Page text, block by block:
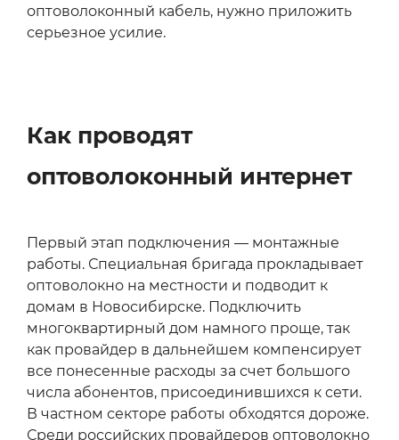
оптоволоконный кабель, нужно приложить
серьезное усилие.
Как проводят
оптоволоконный интернет
Первый этап подключения — монтажные
работы. Специальная бригада прокладывает
оптоволокно на местности и подводит к
домам в Новосибирске. Подключить
многоквартирный дом намного проще, так
как провайдер в дальнейшем компенсирует
все понесенные расходы за счет большого
числа абонентов, присоединившихся к сети.
В частном секторе работы обходятся дороже.
Среди российских провайдеров оптоволокно